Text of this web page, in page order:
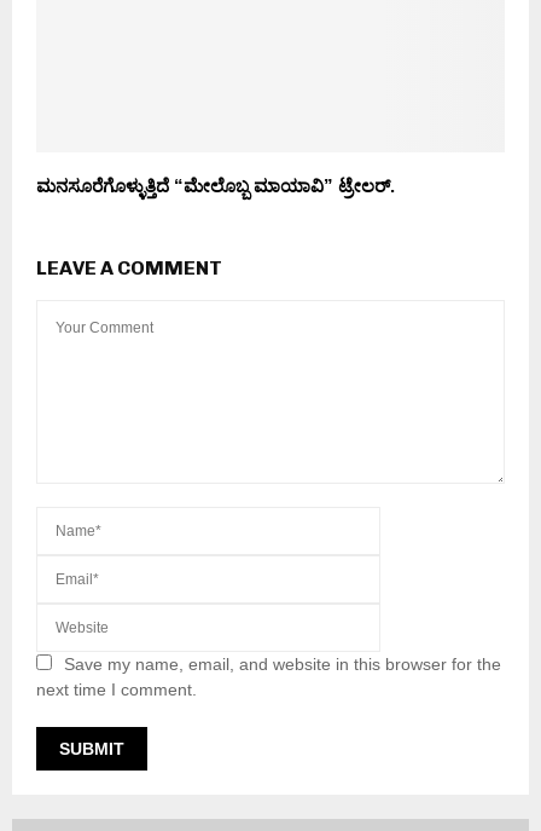
ಮನಸೂರೆಗೊಳ್ಳುತ್ತಿದೆ “ಮೇಲೊಬ್ಬ ಮಾಯಾವಿ” ಟ್ರೇಲರ್.
LEAVE A COMMENT
Save my name, email, and website in this browser for the
next time I comment.